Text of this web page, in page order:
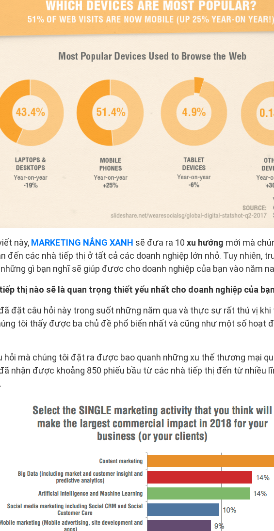
này, MARKETING NẮNG XANH sẽ đưa ra 10 xu hướng mới mà
đến các nhà tiếp thị ở tất cả các doanh nghiệp lớn nhỏ. Tuy nhiên,
gì bạn nghĩ sẽ giúp được cho doanh nghiệp của bạn vào năm
thị nào sẽ là quan trọng thiết yếu nhất cho doanh nghiệp của
đặt câu hỏi này trong suốt những năm qua và thực sự rất thú vị khi
tôi thấy được ba chủ đề phổ biến nhất và cũng như một số hoạt
hỏi mà chúng tôi đặt ra được bao quanh những xu thế thương mại
nhận được khoảng 850 phiếu bầu từ các nhà tiếp thị đến từ nhiều